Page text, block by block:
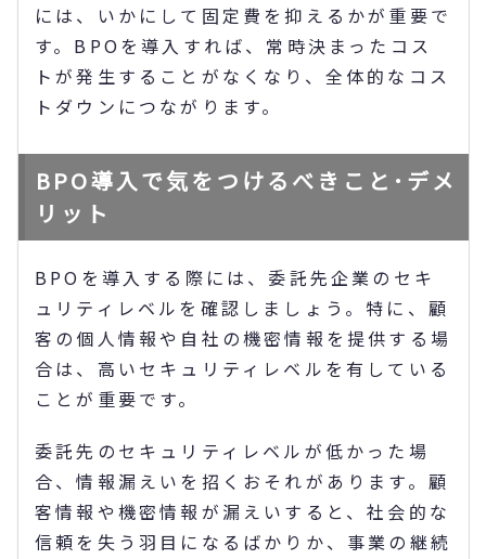
には、いかにして固定費を抑えるかが重要で
す。BPOを導入すれば、常時決まったコス
トが発生することがなくなり、全体的なコス
トダウンにつながります。
BPO導入で気をつけるべきこと･デメ
リット
BPOを導入する際には、委託先企業のセキ
ュリティレベルを確認しましょう。特に、顧
客の個人情報や自社の機密情報を提供する場
合は、高いセキュリティレベルを有している
ことが重要です。
委託先のセキュリティレベルが低かった場
合、情報漏えいを招くおそれがあります。顧
客情報や機密情報が漏えいすると、社会的な
信頼を失う羽目になるばかりか、事業の継続